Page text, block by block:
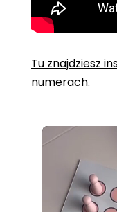
Tu znajdziesz
numerach.